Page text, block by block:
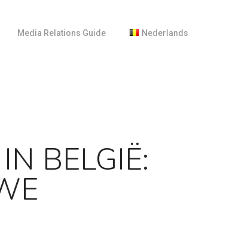
Med ia Rel ations Guid e Nederlands
BELGIË: